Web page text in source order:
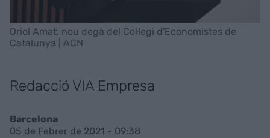
Oriol Amat, nou degà del Col·legi d'Economistes de
Catalunya | ACN
Redacció VIA Empresa
Barcelona
05 de Febrer de 2021 - 09:38